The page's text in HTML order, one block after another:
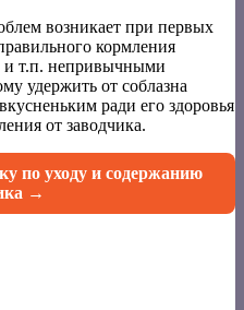
возникает при первых
кормления
т.п. непривычными
удержить от соблазна
ради его здоровья
от заводчика.
по уходу и содержанию
→